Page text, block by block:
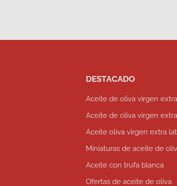
DESTACADO
Aceite de oliva virgen extra
Aceite de oliva virgen
Aceite oliva virgen extra
Miniaturas de aceite de
Aceite con trufa blanca
Ofertas de aceite de oliva